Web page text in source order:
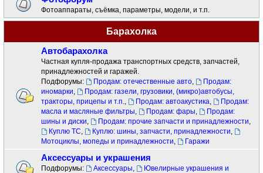
Фотоаппараты, съёмка, параметры, модели, и т.п.
Барахолка
Автобарахолка
Частная купля-продажа транспортных средств, запчастей,
принадлежностей и гаражей.
Подфорумы:
Продам: отечественные авто,
Продам:
иномарки,
Продам: газели, грузовики, (микро)автобусы,
тракторы, прицепы и т.п., Продам: автоакустика,
Продам:
масла и масляные фильтры, Продам: фары,
Продам:
шины и диски, Продам: прочие запчасти и принадлежности,
Куплю ТС, Куплю: шины, запчасти, принадлежности,
Мотоциклы, мопеды и принадлежности, Гаражи
Аксессуары и украшения
Подфорумы: Аксессуары,
Ювелирные украшения и